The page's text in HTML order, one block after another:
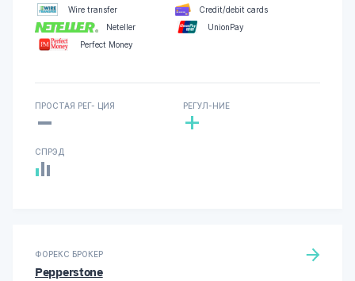
Wire transfer
Credit/debit cards
Neteller
UnionPay
Perfect Money
ПРОСТАЯ РЕГ- ЦИЯ
- РЕГУЛ-НИЕ
+
СПРЭД
ФОРЕКС БРОКЕР
Pepperstone